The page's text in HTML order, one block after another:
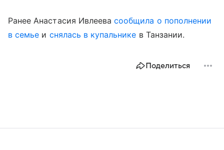
Ранее Анастасия Ивлеевасообщила о пополнении
в семье и снялась в купальнике в Танзании.
Поделиться